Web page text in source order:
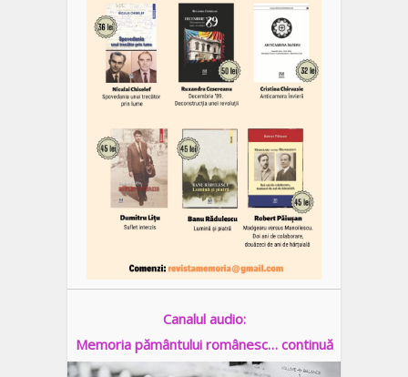
Canalul audio:
Memoria pământului românesc… continuă